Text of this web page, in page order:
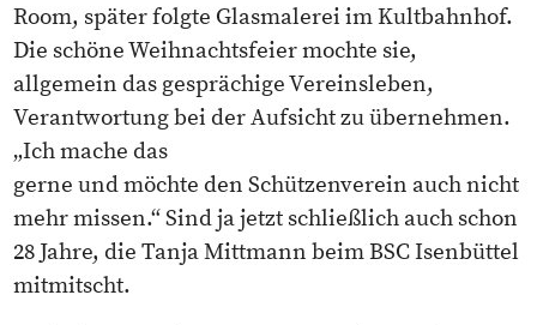
Room, später folgte Glasmalerei im Kultbahnhof.
Die schöne Weihnachtsfeier mochte sie,
allgemein das gesprächige Vereinsleben,
Verantwortung bei der Aufsicht zu übernehmen.
„Ich mache das
gerne und möchte den Schützenverein auch nicht
mehr missen.“ Sind ja jetzt schließlich auch schon
28 Jahre, die Tanja Mittmann beim BSC Isenbüttel
mitmitscht.